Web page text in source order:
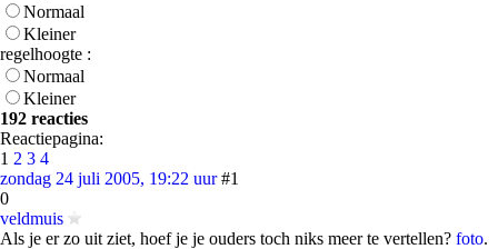
Normaal
Kleiner
regelhoogte :
Normaal
Kleiner
192 reacties
Reactiepagina:
1 2 3 4
zondag 24 juli 2005, 19:22 uur #1
0
veldmuis
Als je er zo uit ziet, hoef je je ouders toch niks meer te vertellen? foto.